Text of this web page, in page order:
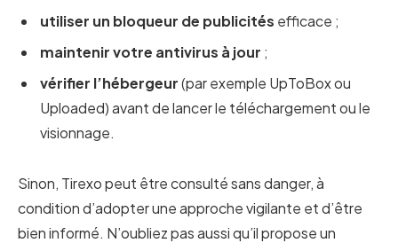
utiliser un bloqueur de publicités efficace ;
maintenir votre antivirus à jour ;
vérifier l’hébergeur(par exemple UpToBox ou
Uploaded) avant de lancer le téléchargement ou le
visionnage.
Sinon, Tirexo peut être consulté sans danger, à
condition d’adopter une approche vigilante et d’être
bien informé. N’oubliez pas aussi qu’il propose un